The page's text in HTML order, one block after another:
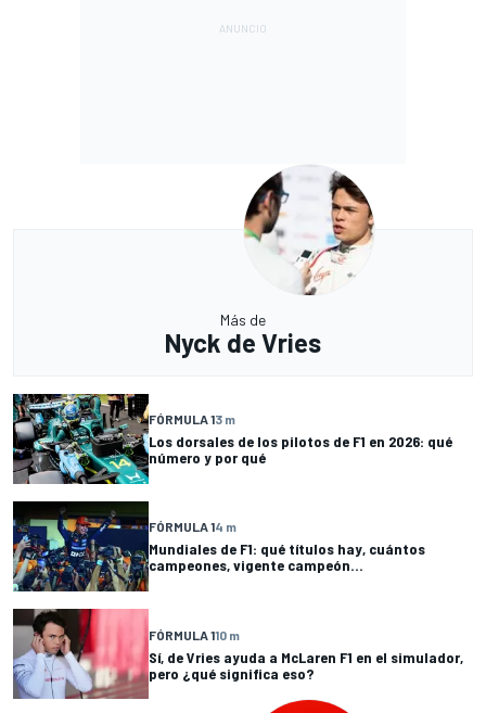
Más de
Nyck de Vries
FÓRMULA 13 m
Los dorsales de los pilotos de F1 en 2026: qué
número y por qué
FÓRMULA 14 m
Mundiales de F1: qué títulos hay, cuántos
campeones, vigente campeón...
FÓRMULA 110 m
Sí, de Vries ayuda a McLaren F1 en el simulador,
pero ¿qué significa eso?